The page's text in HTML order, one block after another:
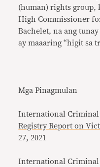
(human) rights group,
High Commissioner
Bachelet, na ang
ay maaaring “higit sa
Mga Pinagmulan
International
Registry Report on
27, 2021
International